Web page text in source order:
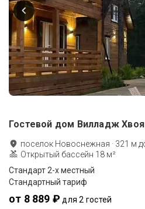
Гостевой дом Вилладж Хвоя
поселок Новоснежная · 321 м
Открытый бассейн 18 м²
Стандарт 2-х местный
Стандартный тариф
от 8 889 ₽ для 2 гостей